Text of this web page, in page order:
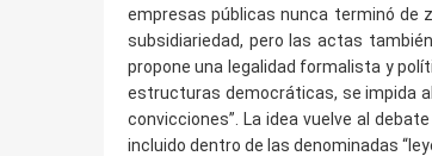
empresas públicas nunca terminó de
subsidiariedad, pero las actas
propone una legalidad formalista y
estructuras democráticas, se impida
convicciones”. La idea vuelve al
incluido dentro de las denominadas